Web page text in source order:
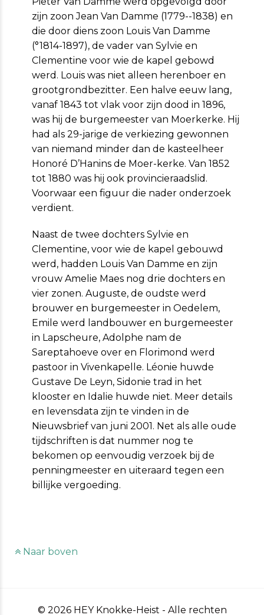
zijn zoon Jean Van Damme (1779--1838) en
die door diens zoon Louis Van Damme
(°1814-1897), de vader van Sylvie en
Clementine voor wie de kapel gebowd
werd. Louis was niet alleen herenboer en
grootgrondbezitter. Een halve eeuw lang,
vanaf 1843 tot vlak voor zijn dood in 1896,
was hij de burgemeester van Moerkerke. Hij
had als 29-jarige de verkiezing gewonnen
van niemand minder dan de kasteelheer
Honoré D’Hanins de Moer-kerke. Van 1852
tot 1880 was hij ook provincieraadslid.
Voorwaar een figuur die nader onderzoek
verdient.
Naast de twee dochters Sylvie en
Clementine, voor wie de kapel gebouwd
werd, hadden Louis Van Damme en zijn
vrouw Amelie Maes nog drie dochters en
vier zonen. Auguste, de oudste werd
brouwer en burgemeester in Oedelem,
Emile werd landbouwer en burgemeester
in Lapscheure, Adolphe nam de
Sareptahoeve over en Florimond werd
pastoor in Vivenkapelle. Léonie huwde
Gustave De Leyn, Sidonie trad in het
klooster en Idalie huwde niet. Meer details
en levensdata zijn te vinden in de
Nieuwsbrief van juni 2001. Net als alle oude
tijdschriften is dat nummer nog te
bekomen op eenvoudig verzoek bij de
penningmeester en uiteraard tegen een
billijke vergoeding.
Naar boven
© 2026 HEY Knokke-Heist - Alle rechten